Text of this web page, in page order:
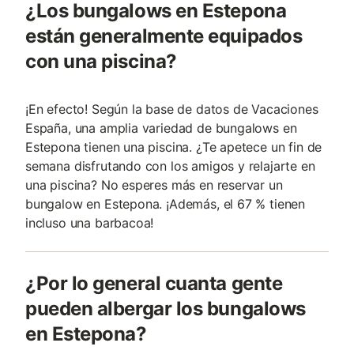
¿Los bungalows en Estepona
están generalmente equipados
con una piscina?
¡En efecto! Según la base de datos de Vacaciones
España, una amplia variedad de bungalows en
Estepona tienen una piscina. ¿Te apetece un fin de
semana disfrutando con los amigos y relajarte en
una piscina? No esperes más en reservar un
bungalow en Estepona. ¡Además, el 67 % tienen
incluso una barbacoa!
¿Por lo general cuanta gente
pueden albergar los bungalows
en Estepona?